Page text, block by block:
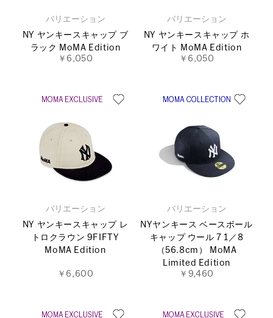
バリエーション
NY ヤンキースキャップ ブ
ラック MoMA Edition
￥6,050
バリエーション
NY ヤンキースキャップ ホ
ワイト MoMA Edition
￥6,050
バリエーション
NY ヤンキースキャップ レ
トロクラウン 9FIFTY
MoMA Edition
￥6,600
バリエーション
NYヤンキース ベースボール
キャップ ウール 7 1／8
（56.8cm） MoMA
Limited Edition
￥9,460